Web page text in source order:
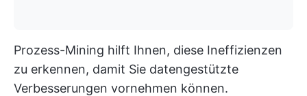
Prozess-Mining hilft Ihnen, diese Ineffizienzen
zu erkennen, damit Sie datengestützte
Verbesserungen vornehmen können.